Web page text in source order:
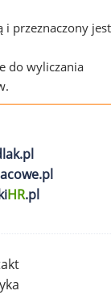
i przeznaczony jest
do wyliczania
HR.pl